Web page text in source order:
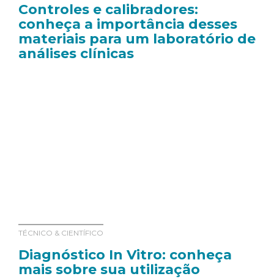
Controles e calibradores:
conheça a importância desses
materiais para um laboratório de
análises clínicas
TÉCNICO & CIENTÍFICO
Diagnóstico In Vitro: conheça
mais sobre sua utilização